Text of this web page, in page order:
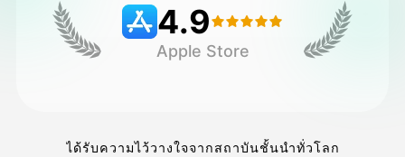
4.9
Apple Store
ได้รับความไว้วางใจจากสถาบันชั้นนำทั่วโลก